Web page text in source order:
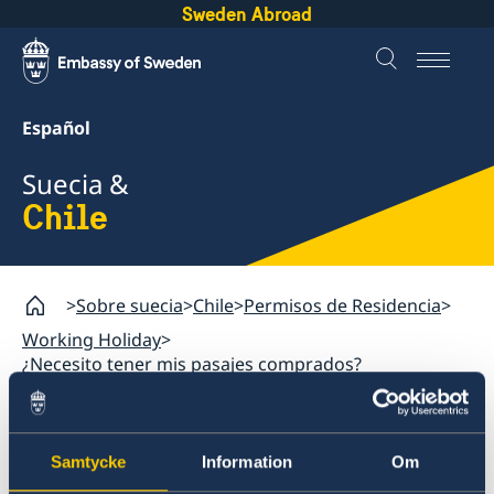
Samtycke Information Om
Sweden Abroad
Español
Suecia &
Chile
Sobre suecia Chile Permisos de Residencia
Working Holiday
¿Necesito tener mis pasajes comprados?
Chile
Viajar a Suecia